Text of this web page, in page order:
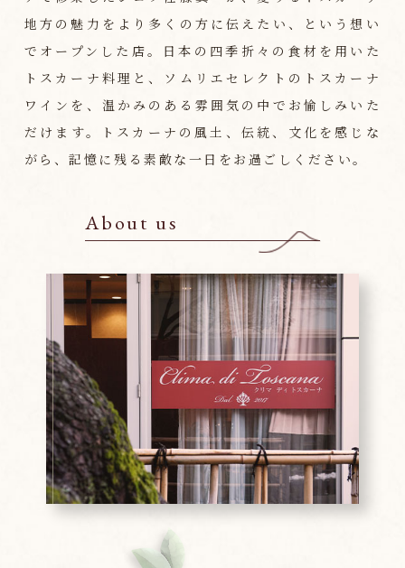
地方の魅力をより多くの方に伝えたい、という想い
でオープンした店。日本の四季折々の食材を用いた
トスカーナ料理と、ソムリエセレクトのトスカーナ
ワインを、温かみのある雰囲気の中でお愉しみいた
だけます。トスカーナの風土、伝統、文化を感じな
がら、記憶に残る素敵な一日をお過ごしください。
About us